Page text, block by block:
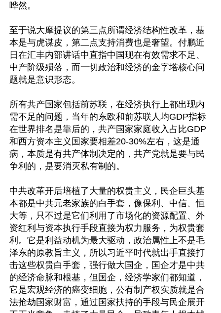
哗然。
至于说大摩提议的第三点所谓经济结构性改革，基
本是与虎谋皮，第二点支持消费也是奢望。付鹏近
日在汇丰内部讲话中直指中国现在有效需求不足、
中产阶级殒落，而一切政治和经济的金字塔核心问
题就是意识形态。
所有共产国家包括前苏联，在经济执行上都出现内
需不足的问题，当年的东欧和前苏联人均GDP指标
在世界排名是靠后的，共产国家家庭收入占比GDP
和西方资本主义国家要相差20-30%左右，这是通
病，本质是有共产体制决定的，共产党就是要与民
争利的，是要消灭私有制的。
中共改革开后培植了大量的权贵主义，民企巨头基
本都是中共元老家族的白手套，像保利、中信、恒
大等，只不过是它们利用了市场化的资源配置、外
资红利与资本执行手段直接为权力服务，为权贵套
利。它是利益动机为最大驱动，政治属性上不是毛
泽东的原教旨主义，所以习近平时代就出手直接打
击这些权贵白手套，强行做大国企，国企才是中共
的经济命脉和根基，但国企，经济学家们都知道，
它是宏观经济的癌变细胞，公有制产权实质就是合
法抢劫国家财富，通过国家扶持的手段与民企展开